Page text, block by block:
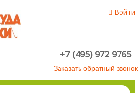
Войти
+7 (495) 972 9765
Заказать обратный звонок